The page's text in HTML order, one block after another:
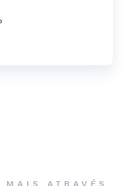
MAIS ATRAVÉS